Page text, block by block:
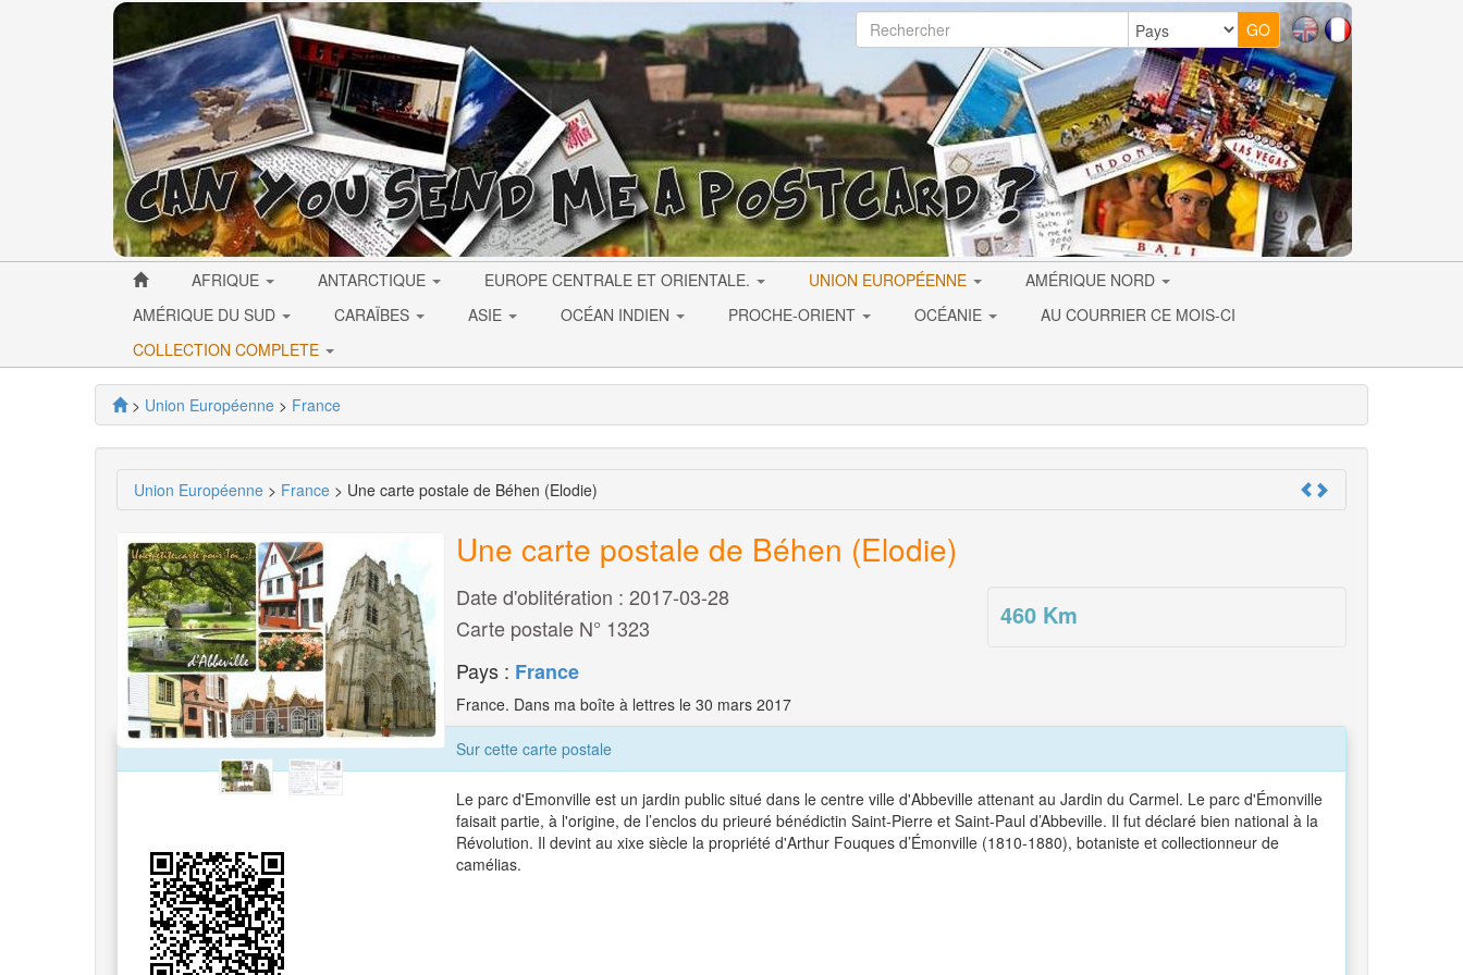
AFRIQUE ANTARCTIQUE EUROPE CENTRALE ET ORIENTALE. UNION EUROPÉENNE
AMÉRIQUE NORD
AMÉRIQUE DU SUD
CARAÏBES ASIE OCÉAN INDIEN PROCHE-ORIENT OCÉANIE
AU COURRIER CE MOIS-CI
COLLECTION COMPLETE
> Union Européenne > France
Union Européenne > France > Une carte postale de Béhen (Elodie)
Une carte postale de Béhen (Elodie)
460 Km
Date d'oblitération : 2017-03-28
Carte postale N° 1323
Pays : France
France. Dans ma boîte à lettres le 30 mars 2017
Sur cette carte postale
Le parc d'Emonville est un jardin public situé dans le centre ville d'Abbeville attenant au Jardin du Carmel. Le parc d'Émonville
faisait partie, à l'origine, de l’enclos du prieuré bénédictin Saint-Pierre et Saint-Paul d’Abbeville. Il fut déclaré bien national à la
Révolution. Il devint au xixe siècle la propriété d'Arthur Fouques d’Émonville (1810-1880), botaniste et collectionneur de
camélias.